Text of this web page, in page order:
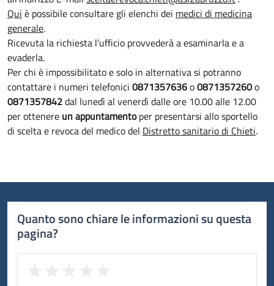
Qui è possibile consultare gli elenchi dei medici di medicina
generale.
Ricevuta la richiesta l’ufficio provvederà a esaminarla e a
evaderla.
Per chi è impossibilitato esolo in alternativasi potranno
contattare i numeri telefonici 0871357636o0871357260o
0871357842dal lunedì al venerdì dalle ore 10.00 alle 12.00
per ottenere un appuntamentoper presentarsi allo sportello
di scelta e revoca del medico del Distretto sanitario di Chieti.
Quanto sono chiare le informazioni su questa
pagina?